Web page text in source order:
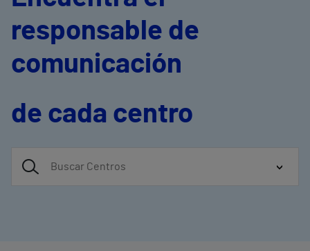
responsable de
comunicación
de cada centro